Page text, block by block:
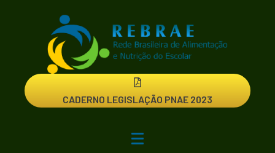
CADERNO LEGISLAÇÃO PNAE 2023